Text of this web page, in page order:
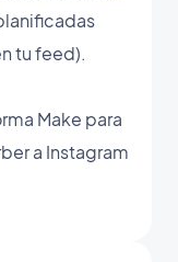
tu feed).
Make para
a Instagram